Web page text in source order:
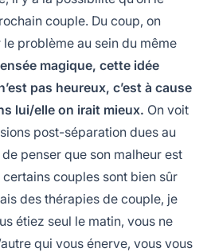
couple. Du coup, on
problème au sein du même
magique, cette idée
pas heureux, c’est à cause
lui/elle on irait mieux. On voit
post-séparation dues au
de penser que son malheur est
certains couples sont bien sûr
des thérapies de couple, je
étiez seul le matin, vous ne
qui vous énerve, vous vous